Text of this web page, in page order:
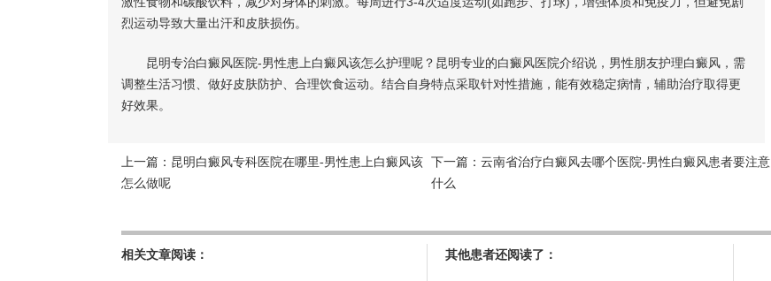
烈运动导致大量出汗和皮肤损伤。
昆明专治白癜风医院-男性患上白癜风该怎么护理呢？昆明专业的白癜风医院介绍说，男性朋友护理白癜风，需
调整生活习惯、做好皮肤防护、合理饮食运动。结合自身特点采取针对性措施，能有效稳定病情，辅助治疗取得更
好效果。
上一篇： 昆明白癜风专科医院在哪里-男性患上白癜风该
怎么做呢
下一篇： 云南省治疗白癜风去哪个医院-男性白癜风患者要注意
什么
相关文章阅读： 其他患者还阅读了：